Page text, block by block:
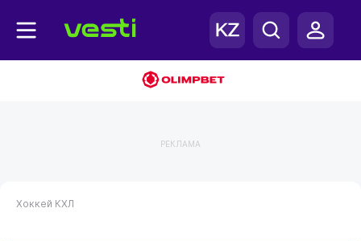
РЕКЛАМА
Хоккей КХЛ